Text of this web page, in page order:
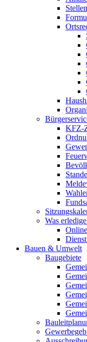
KFZ-
Was
Bauen & Umwelt
Baugebiete